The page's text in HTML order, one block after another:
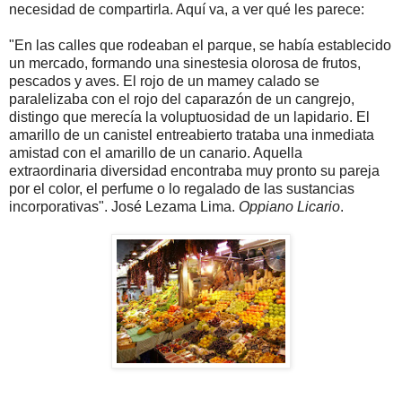
necesidad de compartirla. Aquí va, a ver qué les parece:
"En las calles que rodeaban el parque, se había establecido
un mercado, formando una sinestesia olorosa de frutos,
pescados y aves. El rojo de un mamey calado se
paralelizaba con el rojo del caparazón de un cangrejo,
distingo que merecía la voluptuosidad de un lapidario. El
amarillo de un canistel entreabierto trataba una inmediata
amistad con el amarillo de un canario. Aquella
extraordinaria diversidad encontraba muy pronto su pareja
por el color, el perfume o lo regalado de las sustancias
incorporativas". José Lezama Lima. Oppiano Licario.